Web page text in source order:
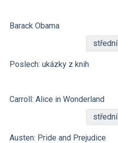
Barack Obama
střední
Poslech: ukázky z knih
Carroll: Alice in Wonderland
střední
Austen: Pride and Prejudice